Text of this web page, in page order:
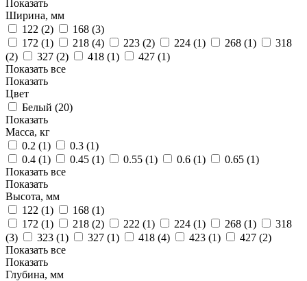
Показать
Ширина, мм
122 (2) 168 (3)
172 (1) 218 (4) 223 (2) 224 (1) 268 (1)
318
(2) 327 (2) 418 (1) 427 (1)
Показать все
Показать
Цвет
Белый (20)
Показать
Масса, кг
0.2 (1) 0.3 (1)
0.4 (1) 0.45 (1) 0.55 (1) 0.6 (1) 0.65 (1)
Показать все
Показать
Высота, мм
122 (1) 168 (1)
172 (1) 218 (2) 222 (1) 224 (1) 268 (1)
318
(3) 323 (1) 327 (1) 418 (4) 423 (1) 427 (2)
Показать все
Показать
Глубина, мм